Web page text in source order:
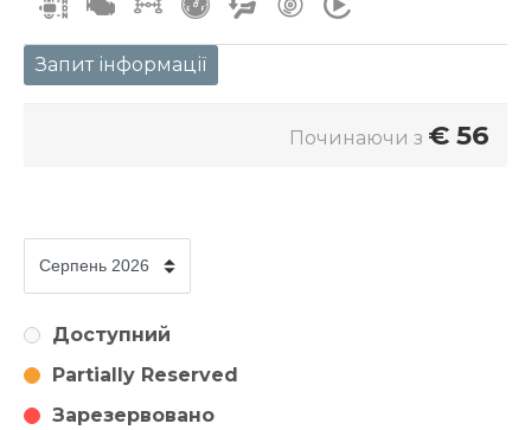
Запит інформації
Починаючи з € 56
Доступний
Partially Reserved
Зарезервовано